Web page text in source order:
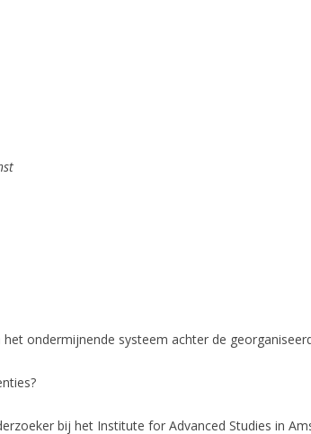
ondermijnende systeem achter de
bij het Institute for Advanced Studies in